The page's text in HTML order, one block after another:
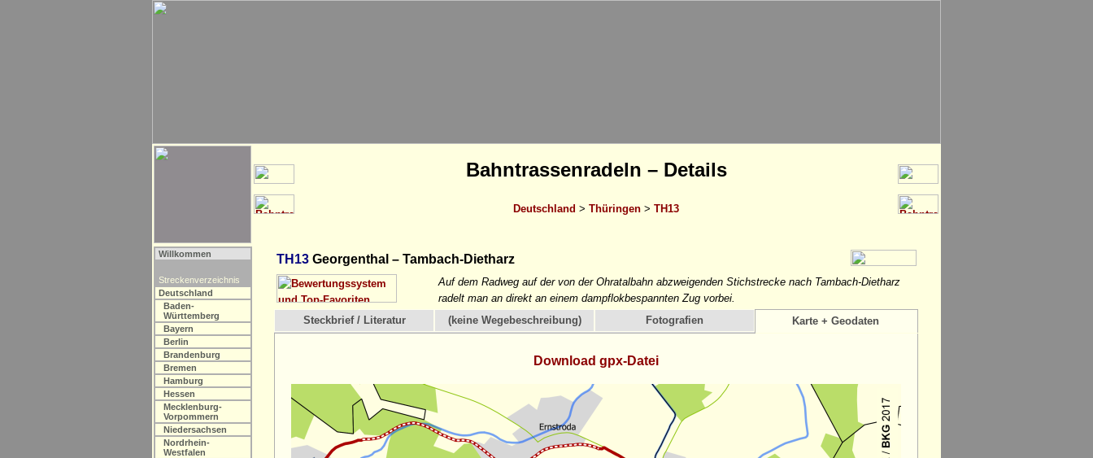
Bahntrassenradeln – Details
Deutschland > Thüringen > TH13
Willkommen
Streckenverzeichnis
Deutschland
Baden-
Württemberg
Bayern
Berlin
Brandenburg
Bremen
Hamburg
Hessen
Mecklenburg-
Vorpommern
Niedersachsen
Nordrhein-
Westfalen
TH13 Georgenthal – Tambach-Dietharz
Auf dem Radweg auf der von der Ohratalbahn abzweigenden Stichstrecke nach Tambach-Dietharz
radelt man an direkt an einem dampflokbespannten Zug vorbei.
Steckbrief / Literatur
(keine Wegebeschreibung) Fotografien Karte + Geodaten
Download gpx-Datei